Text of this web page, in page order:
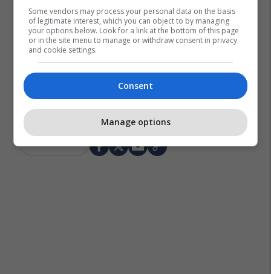
Michelle Obama
Some vendors may process your personal data on the basis
of legitimate interest, which you can object to by managing
your options below. Look for a link at the bottom of this page
or in the site menu to manage or withdraw consent in privacy
and cookie settings.
Consent
Manage options